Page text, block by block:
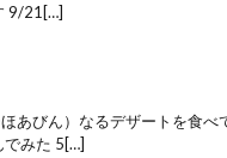
9/21[…]
あびん）なるデザートを食
でみた 5[…]